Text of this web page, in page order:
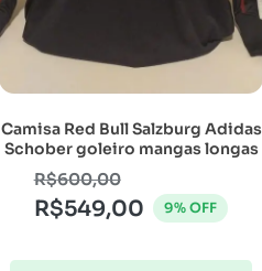
Camisa Red Bull Salzburg Adidas
Schober goleiro mangas longas
R$600,00
R$549,00 9% OFF